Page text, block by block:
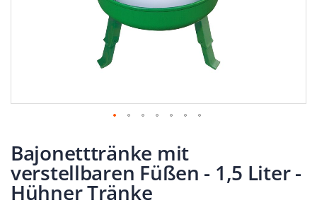
Anfang
der
Bildergalerie
springen
Bajonetttränke mit
verstellbaren Füßen - 1,5 Liter -
Hühner Tränke